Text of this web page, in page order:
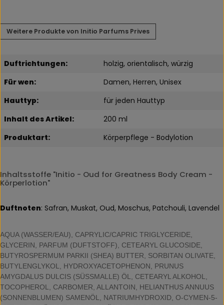
Weitere Produkte von Initio Parfums Prives
Duftrichtungen:
holzig, orientalisch, würzig
Für wen:
Damen, Herren, Unisex
Hauttyp:
für jeden Hauttyp
Inhalt des Artikel:
200 ml
Produktart:
Körperpflege - Bodylotion
Inhaltsstoffe "Initio - Oud for Greatness Body Cream -
Körperlotion"
Duftnoten: Safran, Muskat, Oud, Moschus, Patchouli, Lavendel
AQUA (WASSER/EAU), CAPRYLIC/CAPRIC TRIGLYCERIDE,
GLYCERIN, PARFUM (DUFTSTOFF), CETEARYL GLUCOSIDE,
BUTYROSPERMUM PARKII (SHEA) BUTTER, SORBITAN OLIVATE,
BUTYLENGLYKOL, HYDROXYACETOPHENON, PRUNUS
AMYGDALUS DULCIS (SÜSSMALLE) ÖL, CETEARYL ALKOHOL,
TOCOPHEROL, CARBOMER, ALLANTOIN, HELIANTHUS ANNUUS
(SONNENBLUMEN) SAMENÖL, NATRIUMHYDROXID, O-CYMEN-5-